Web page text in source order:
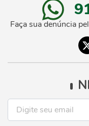
Faça sua denúncia